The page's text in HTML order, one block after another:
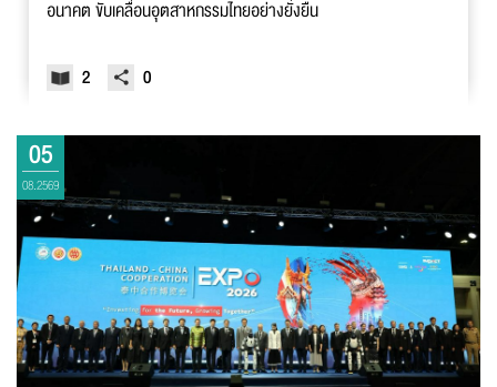
อนาคต ขับเคลื่อนอุตสาหกรรมไทยอย่างยั่งยืน
2 0
05
08.2569